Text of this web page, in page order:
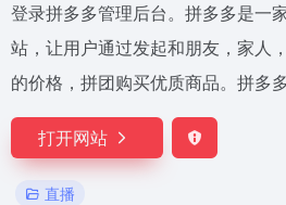
登录拼多多管理后台。拼多多是一
站，让用户通过发起和朋友，家人
的价格，拼团购买优质商品。拼多
打开网站
直播